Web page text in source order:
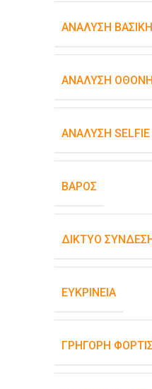
ΑΝΆΛΥΣΗ
ΑΝΆΛΥΣΗ
ΑΝΆΛΥΣΗ
ΒΆΡΟΣ
ΔΊΚΤΥΟ
ΕΥΚΡΊΝΕΙΑ
ΓΡΉΓΟΡΗ